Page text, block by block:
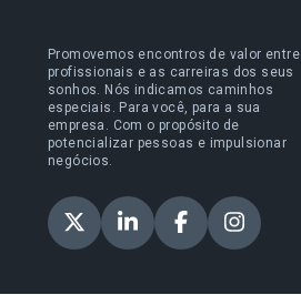
Promovemos encontros de valor entre
profissionais e as carreiras dos seus
sonhos. Nós indicamos caminhos
especiais. Para você, para a sua
empresa. Com o propósito de
potencializar pessoas e impulsionar
negócios.